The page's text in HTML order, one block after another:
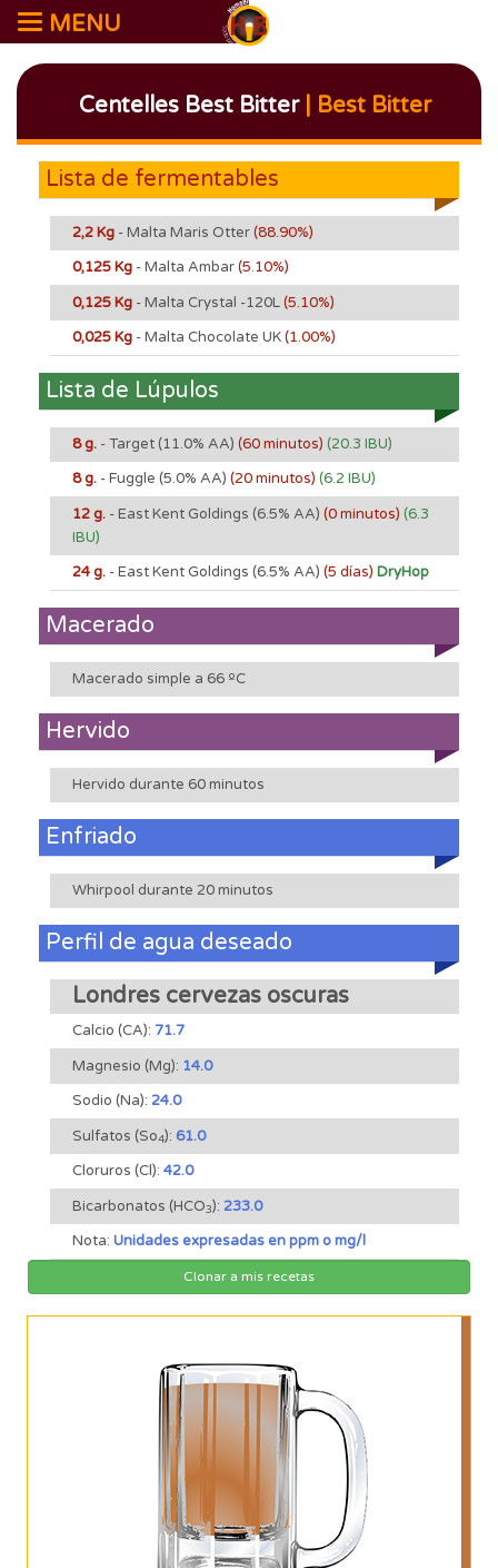
MENU
Centelles Best Bitter| Best Bitter
Lista de fermentables
2,2 Kg - Malta Maris Otter(88.90%)
0,125 Kg - Malta Ambar(5.10%)
0,125 Kg - Malta Crystal -120L(5.10%)
0,025 Kg - Malta Chocolate UK(1.00%)
Lista de Lúpulos
8 g. - Target (11.0% AA) (60 minutos) (20.3 IBU)
8 g. - Fuggle (5.0% AA) (20 minutos) (6.2 IBU)
12 g. - East Kent Goldings (6.5% AA) (0 minutos) (6.3
IBU)
24 g. - East Kent Goldings (6.5% AA) (5 días) DryHop
Macerado
Macerado simple a 66 ºC
Hervido
Hervido durante 60 minutos
Enfriado
Whirpool durante 20 minutos
Perfil de agua deseado
Londres cervezas oscuras
Calcio (CA): 71.7
Magnesio (Mg): 14.0
Sodio (Na): 24.0
Sulfatos (So4): 61.0
Cloruros (Cl): 42.0
Bicarbonatos (HCO3): 233.0
Nota: Unidades expresadas en ppm o mg/l
Clonar a mis recetas